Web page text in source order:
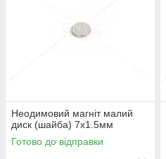
Неодимовий магніт малий
диск (шайба) 7х1.5мм
Готово до відправки